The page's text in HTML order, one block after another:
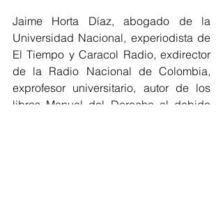
Jaime Horta Díaz, abogado de la
Universidad Nacional, experiodista de
El Tiempo y Caracol Radio, exdirector
de la Radio Nacional de Colombia,
exprofesor universitario, autor de los
libros Manual del Derecho al debido